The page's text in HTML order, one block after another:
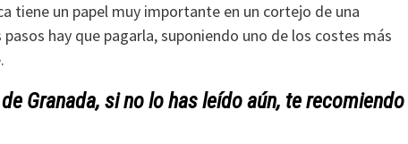
tiene un papel muy importante en un cortejo de una
hay que pagarla, suponiendo uno de los costes más
Granada, si no lo has leído aún, te recomiendo